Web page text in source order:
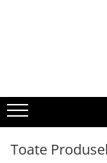
Toate